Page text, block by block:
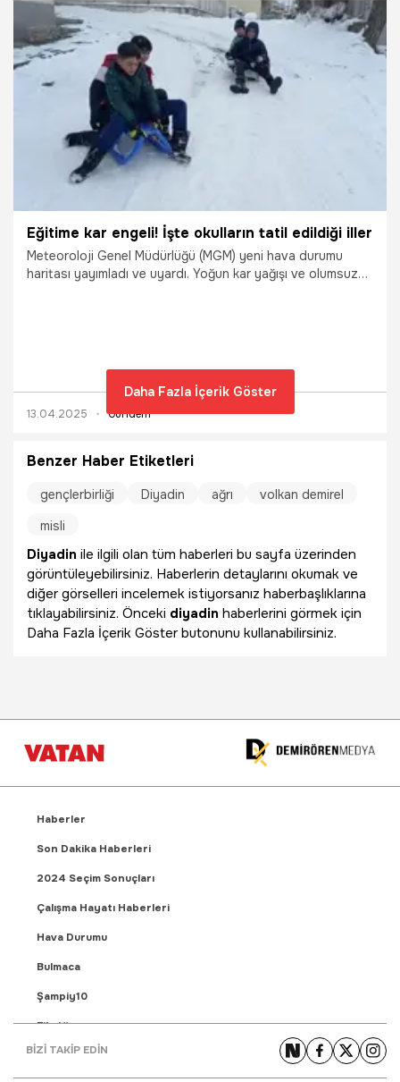
Gündem
Eğitime kar engeli! İşte okulların tatil edildiği iller
Meteoroloji Genel Müdürlüğü (MGM) yeni hava durumu
haritası yayımladı ve uyardı. Yoğun kar yağışı ve olumsuz
13.04.2025 Gündem
Daha Fazla İçerik Göster
Benzer Haber Etiketleri
gençlerbirliği Diyadin ağrı
volkan demirel
misli
Diyadin ile ilgili olan tüm haberleri bu sayfa üzerinden
görüntüleyebilirsiniz. Haberlerin detaylarını okumak ve
diğer görselleri incelemek istiyorsanız haberbaşlıklarına
tıklayabilirsiniz. Önceki diyadin haberlerini görmek için
Daha Fazla İçerik Göster butonunu kullanabilirsiniz.
Haberler
Son Dakika Haberleri
2024 Seçim Sonuçları
Çalışma Hayatı Haberleri
Hava Durumu
Bulmaca
Şampiy10
Fikstür
Puan Durumu
BİZİ TAKİP EDİN